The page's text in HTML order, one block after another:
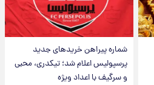
شماره پیراهن خریدهای جدید
پرسپولیس اعلام شد؛ تیکدری، محبی
و سرگیف با اعداد ویژه